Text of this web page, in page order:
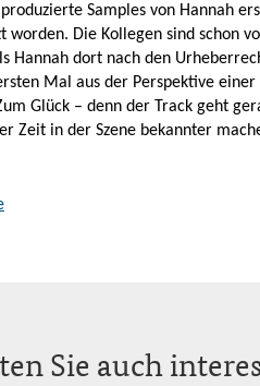
Samples von Hannah
worden. Die Kollegen sind schon
Hannah dort nach den
Mal aus der Perspektive einer
Glück – denn der Track geht
Zeit in der Szene bekannter
Sie auch